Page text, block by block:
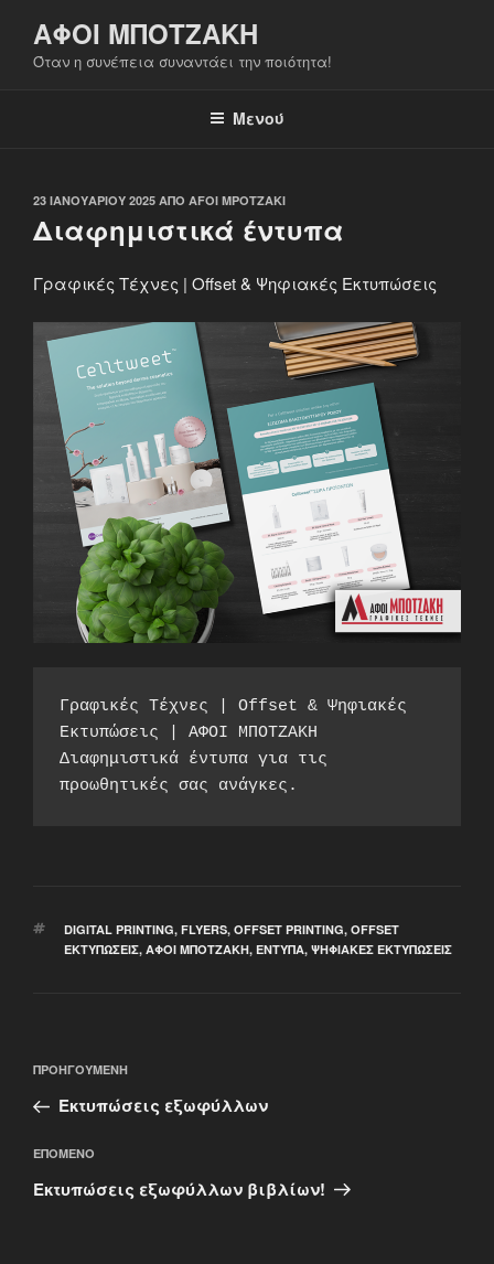
περιεχόμενο
ΑΦΟΙ ΜΠΟΤΖΑΚΗ
Όταν η συνέπεια συναντάει την ποιότητα!
Μενού
ΔΗΜΟΣΙΕΎΤΗΚΕ
ΣΤΙΣ
23 ΙΑΝΟΥΑΡΊΟΥ 2025 ΑΠΌ AFOI MPOTZAKI
Διαφημιστικά έντυπα
Γραφικές Τέχνες | Offset & Ψηφιακές Εκτυπώσεις
Γραφικές Τέχνες | Offset & Ψηφιακές
Εκτυπώσεις | ΑΦΟΙ ΜΠΟΤΖΑΚΗ
Διαφημιστικά έντυπα για τις
προωθητικές σας ανάγκες.
ΕΤΙΚΈΤΕΣ
DIGITAL PRINTING, FLYERS, OFFSET PRINTING, OFFSET
ΕΚΤΥΠΏΣΕΙΣ, ΑΦΟΙ ΜΠΟΤΖΑΚΗ, ΈΝΤΥΠΑ, ΨΗΦΙΑΚΈΣ ΕΚΤΥΠΏΣΕΙΣ
άρθρων
Προηγούμενο
άρθρο
ΠΡΟΗΓΟΎΜΕΝΗ
Εκτυπώσεις εξωφύλλων
Επόμενο
άρθρο
ΕΠΌΜΕΝΟ
Εκτυπώσεις εξωφύλλων βιβλίων!